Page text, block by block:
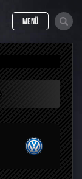
MENÜ